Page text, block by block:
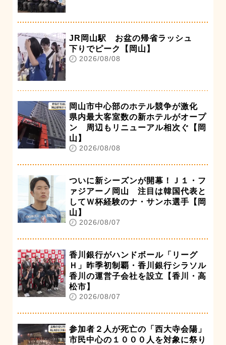
JR岡山駅 お盆の帰省ラッシュ
下りでピーク【岡山】
2026/08/08
岡山市中心部のホテル競争が激化
県内最大客室数の新ホテルがオープ
ン 周辺もリニューアル相次ぐ【岡
山】
2026/08/08
ついに新シーズンが開幕！Ｊ１・フ
ァジアーノ岡山 注目は韓国代表と
してＷ杯経験のナ・サンホ選手【岡
山】
2026/08/07
香川銀行がハンドボール「リーグ
Ｈ」昨季初制覇・香川銀行シラソル
香川の運営子会社を設立【香川・高
松市】
2026/08/07
参加者２人が死亡の「西大寺会陽」
市民中心の１０００人を対象に祭り